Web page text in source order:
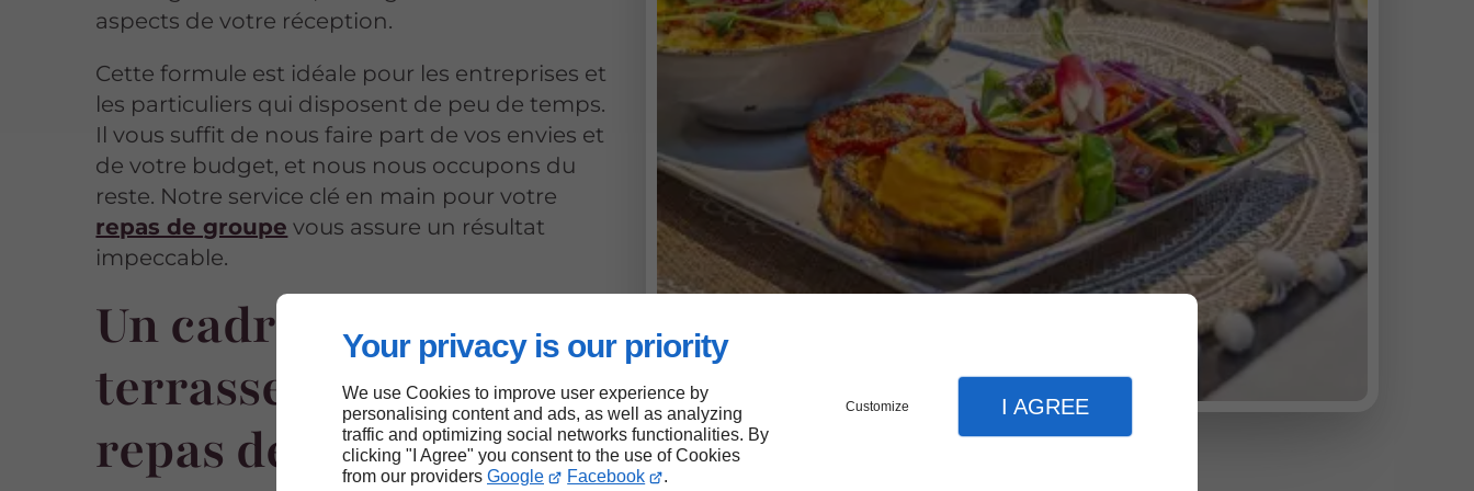
Your privacy is our priority
We use Cookies to improve user experience by
personalising content and ads, as well as analyzing
traffic and optimizing social networks functionalities. By
clicking "I Agree" you consent to the use of Cookies
from our providers Google Facebook .
Customize I AGREE
aspects de votre réception.
Cette formule est idéale pour les entreprises et
les particuliers qui disposent de peu de temps.
Il vous suffit de nous faire part de vos envies et
de votre budget, et nous nous occupons du
reste. Notre service clé en main pour votre
repas de groupe vous assure un résultat
impeccable.
Un cadre idéal avec
terrasse pour votre
repas de groupe près